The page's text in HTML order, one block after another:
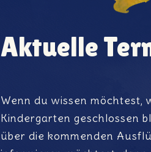
Aktuelle
Calendrier
Wenn du wissen möchtest,
Kindergarten geschlossen
über die kommenden